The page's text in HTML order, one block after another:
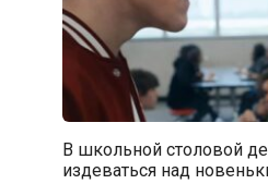
В школьной столовой
издеваться над